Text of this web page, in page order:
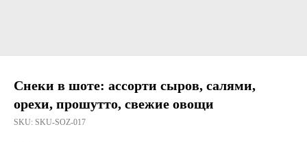
Снеки в шоте: ассорти сыров, салями,
орехи, прошутто, свежие овощи
SKU: SKU-SOZ-017